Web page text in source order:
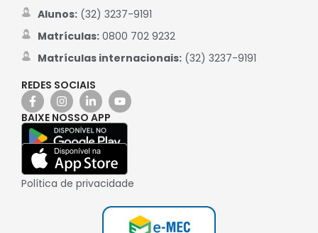
Alunos:(32) 3237-9191
Matrículas:0800 702 9232
Matrículas internacionais:(32) 3237-9191
REDES SOCIAIS
BAIXE NOSSO APP
Política de privacidade